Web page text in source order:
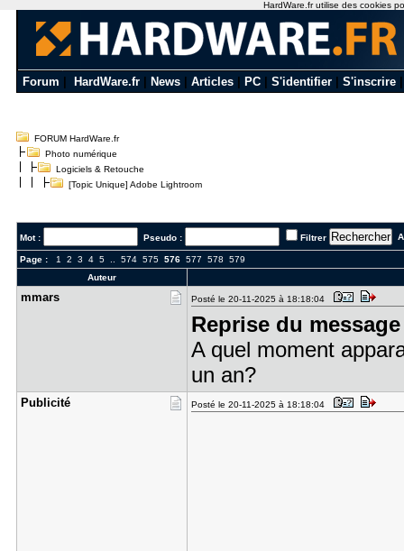
Forum HardWare.fr News Articles PC S'identifier S'inscrire
FORUM HardWare.fr
Photo numérique
Logiciels & Retouche
[Topic Unique] Adobe Lightroom
Mot : Pseudo : Filtrer
Page : 1 2 3 4 5.. 574 575 576 577 578
579
Auteur
mmars Posté le 20-11-2025 à 18:18:04
Reprise du
A quel moment
un an?
Publicité Posté le 20-11-2025 à 18:18:04
HardWare.fr utilise des cookies